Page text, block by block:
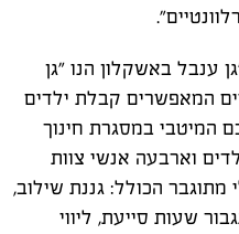
ענבל באשקלון הנו "גן
המאפשרים קבלת ילדים
המיטבי במסגרת חינוך
וארבעה אנשי צוות
מתוגבר הכולל: גננת שילוב,
שעות סייעת, ליווי